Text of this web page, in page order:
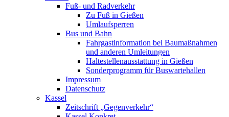
Fuß- und Radverkehr
Zu Fuß in Gießen
Umlaufsperren
Bus und Bahn
Fahrgastinformation bei Baumaßnahmen
und anderen Umleitungen
Haltestellenausstattung in Gießen
Sonderprogramm für Buswartehallen
Impressum
Datenschutz
Kassel
Zeitschrift „Gegenverkehr“